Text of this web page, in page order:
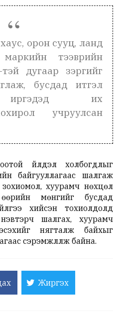
орон сууц, ланд
тээврийн
дугаар зэргийг
бусдад итгэл
иргэдэд их
учруулсан
үйлдэл холбогдлыг
байгууллагаас шалгаж
хуурамч нөхцөл
мөнгийг бусдад
хийсэн тохиолдолд
шалгах, хуурамч
нягталж байхыг
сэрэмжлүүлж байна.
Жиргэх